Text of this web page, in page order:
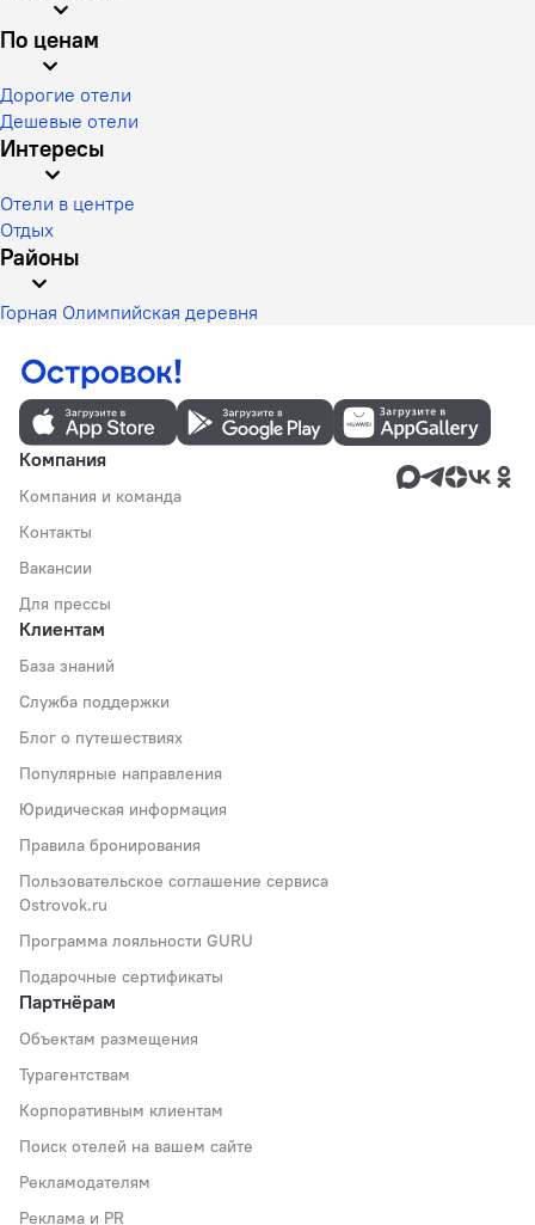
По ценам
Дорогие отели
Дешевые отели
Интересы
Отели в центре
Отдых
Районы
Горная Олимпийская деревня
Компания
Компания и команда
Контакты
Вакансии
Для прессы
Клиентам
База знаний
Служба поддержки
Блог о путешествиях
Популярные направления
Юридическая информация
Правила бронирования
Пользовательское соглашение сервиса
Ostrovok.ru
Программа лояльности GURU
Подарочные сертификаты
Партнёрам
Объектам размещения
Турагентствам
Корпоративным клиентам
Поиск отелей на вашем сайте
Рекламодателям
Реклама и PR